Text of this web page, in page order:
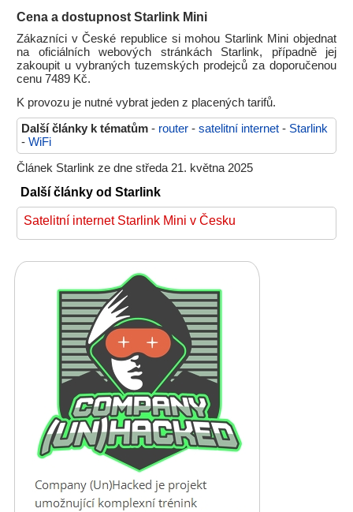
Cena a dostupnost Starlink Mini
Zákazníci v České republice si mohou Starlink Mini objednat
na oficiálních webových stránkách Starlink, případně jej
zakoupit u vybraných tuzemských prodejců za doporučenou
cenu 7489 Kč.
K provozu je nutné vybrat jeden z placených tarifů.
Další články k tématům - router - satelitní internet - Starlink
- WiFi
Článek Starlink ze dne středa 21. května 2025
Další články od Starlink
Satelitní internet Starlink Mini v Česku